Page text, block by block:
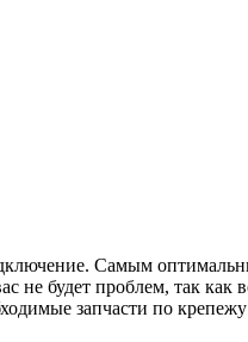
Самым
будет проблем, так как
запчасти по